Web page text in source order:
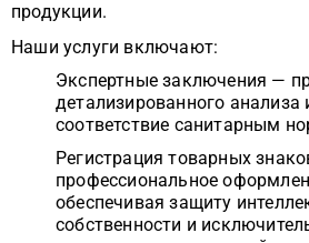
продукции.
Наши услуги включают:
Экспертные заключения —
детализированного анализа
соответствие санитарным
Регистрация товарных
профессиональное
обеспечивая защиту
собственности и